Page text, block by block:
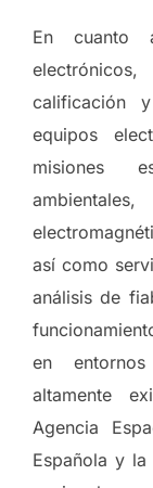
En cuanto
calificación
equipos
misiones
así como
análisis de
en
altamente
Agencia
Española y